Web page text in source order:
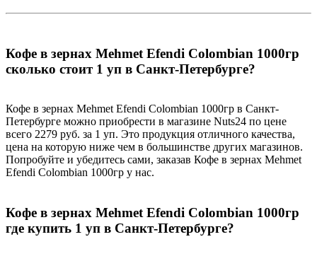
Кофе в зернах Mehmet Efendi Colombian 1000гр
сколько стоит 1 уп в Санкт-Петербурге?
Кофе в зернах Mehmet Efendi Colombian 1000гр в Санкт-
Петербурге можно приобрести в магазине Nuts24 по цене
всего 2279 руб. за 1 уп. Это продукция отличного качества,
цена на которую ниже чем в большинстве других магазинов.
Попробуйте и убедитесь сами, заказав Кофе в зернах Mehmet
Efendi Colombian 1000гр у нас.
Кофе в зернах Mehmet Efendi Colombian 1000гр
где купить 1 уп в Санкт-Петербурге?